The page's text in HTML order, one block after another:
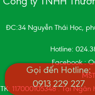
ĐC:34 Nguyễn Thái Học,
Hotline:
Facebook :
TK: 117000105348 . Tại
Gọi đến Hotline:
0913 229 227